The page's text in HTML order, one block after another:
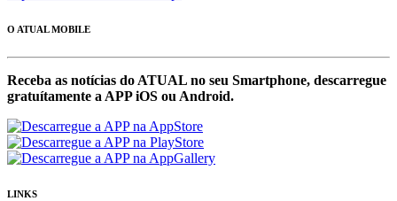
O ATUAL MOBILE
Receba as notícias do ATUAL no seu Smartphone, descarregue
gratuítamente a APP iOS ou Android.
LINKS